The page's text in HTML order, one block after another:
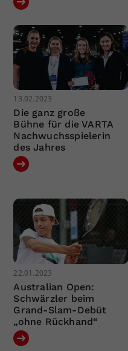
13.02.2023
Die ganz große
Bühne für die VARTA
Nachwuchsspielerin
des Jahres
22.01.2023
Australian Open:
Schwärzler beim
Grand-Slam-Debüt
„ohne Rückhand“